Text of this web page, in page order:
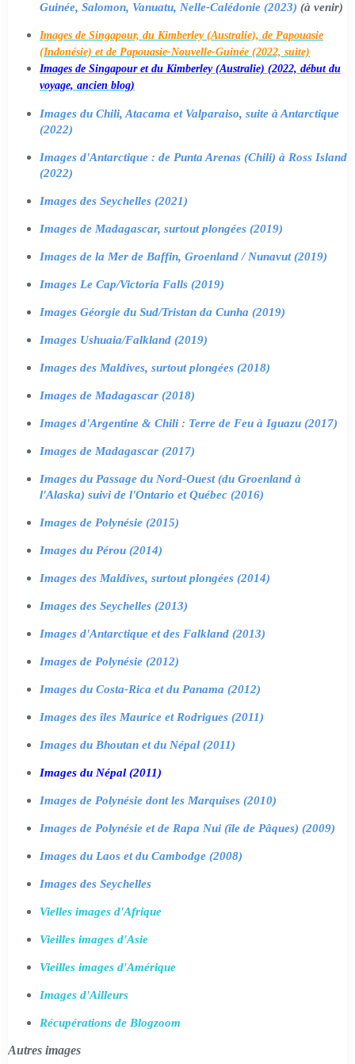
Guinée, Salomon, Vanuatu, Nelle-Calédonie (2023) (à venir)
Images de Singapour, du Kimberley (Australie), de Papouasie
(Indonésie) et de Papouasie-Nouvelle-Guinée (2022, suite)
Images de Singapour et du Kimberley (Australie) (2022, début du
voyage, ancien blog)
Images du Chili, Atacama et Valparaiso, suite à Antarctique
(2022)
Images d'Antarctique : de Punta Arenas (Chili) à Ross Island
(2022)
Images des Seychelles (2021)
Images de Madagascar, surtout plongées (2019)
Images de la Mer de Baffin, Groenland / Nunavut (2019)
Images Le Cap/Victoria Falls (2019)
Images Géorgie du Sud/Tristan da Cunha (2019)
Images Ushuaia/Falkland (2019)
Images des Maldives, surtout plongées (2018)
Images de Madagascar (2018)
Images d'Argentine & Chili : Terre de Feu à Iguazu (2017)
Images de Madagascar (2017)
Images du Passage du Nord-Ouest (du Groenland à
l'Alaska) suivi de l'Ontario et Québec (2016)
Images de Polynésie (2015)
Images du Pérou (2014)
Images des Maldives, surtout plongées (2014)
Images des Seychelles (2013)
Images d'Antarctique et des Falkland (2013)
Images de Polynésie (2012)
Images du Costa-Rica et du Panama (2012)
Images des îles Maurice et Rodrigues (2011)
Images du Bhoutan et du Népal (2011)
Images du Népal (2011)
Images de Polynésie dont les Marquises (2010)
Images de Polynésie et de Rapa Nui (île de Pâques) (2009)
Images du Laos et du Cambodge (2008)
Images des Seychelles
Vielles images d'Afrique
Vieilles images d'Asie
Vieilles images d'Amérique
Images d'Ailleurs
Récupérations de Blogzoom
Autres images